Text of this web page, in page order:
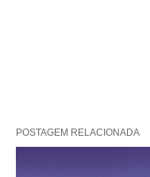
POSTAGEM RELACIONADA